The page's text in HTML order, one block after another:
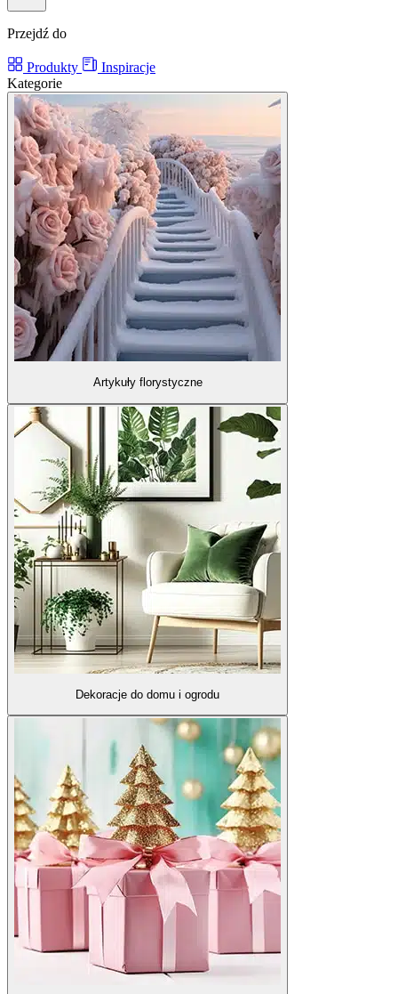
Przejdź do
Produkty
Inspiracje
Kategorie
Artykuły florystyczne
Dekoracje do domu i ogrodu